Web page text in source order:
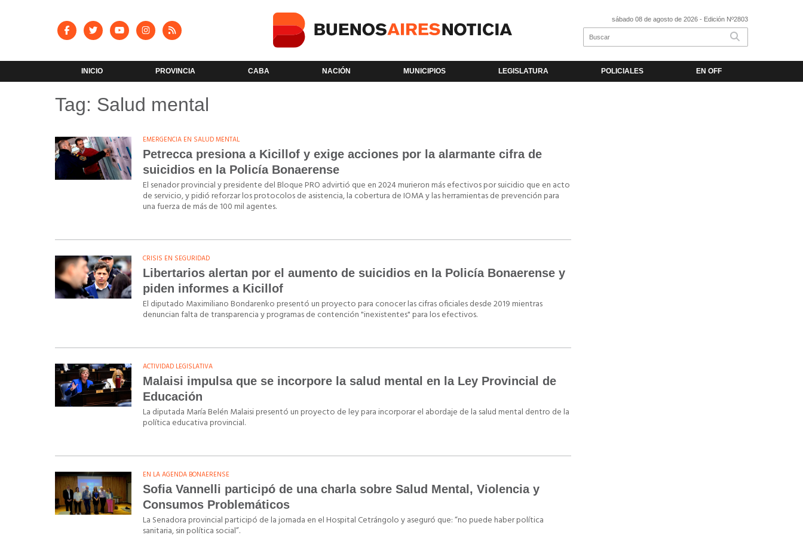
sábado 08 de agosto de 2026 - Edición Nº2803
INICIO PROVINCIA CABA NACIÓN MUNICIPIOS LEGISLATURA POLICIALES EN OFF
Tag: Salud mental
EMERGENCIA EN SALUD MENTAL
Petrecca presiona a Kicillof y exige acciones por la alarmante cifra de
suicidios en la Policía Bonaerense
El senador provincial y presidente del Bloque PRO advirtió que en 2024 murieron más efectivos por suicidio que en acto
de servicio, y pidió reforzar los protocolos de asistencia, la cobertura de IOMA y las herramientas de prevención para
una fuerza de más de 100 mil agentes.
CRISIS EN SEGURIDAD
Libertarios alertan por el aumento de suicidios en la Policía Bonaerense y
piden informes a Kicillof
El diputado Maximiliano Bondarenko presentó un proyecto para conocer las cifras oficiales desde 2019 mientras
denuncian falta de transparencia y programas de contención "inexistentes" para los efectivos.
ACTIVIDAD LEGISLATIVA
Malaisi impulsa que se incorpore la salud mental en la Ley Provincial de
Educación
La diputada María Belén Malaisi presentó un proyecto de ley para incorporar el abordaje de la salud mental dentro de la
política educativa provincial.
EN LA AGENDA BONAERENSE
Sofia Vannelli participó de una charla sobre Salud Mental, Violencia y
Consumos Problemáticos
La Senadora provincial participó de la jornada en el Hospital Cetrángolo y aseguró que: “no puede haber política
sanitaria, sin política social”.